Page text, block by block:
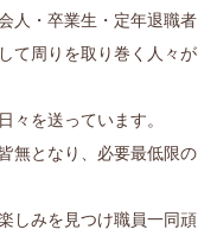
人・卒業生・定年退職者
て周りを取り巻く人々が
々を送っています。
無となり、必要最低限の
しみを見つけ職員一同頑